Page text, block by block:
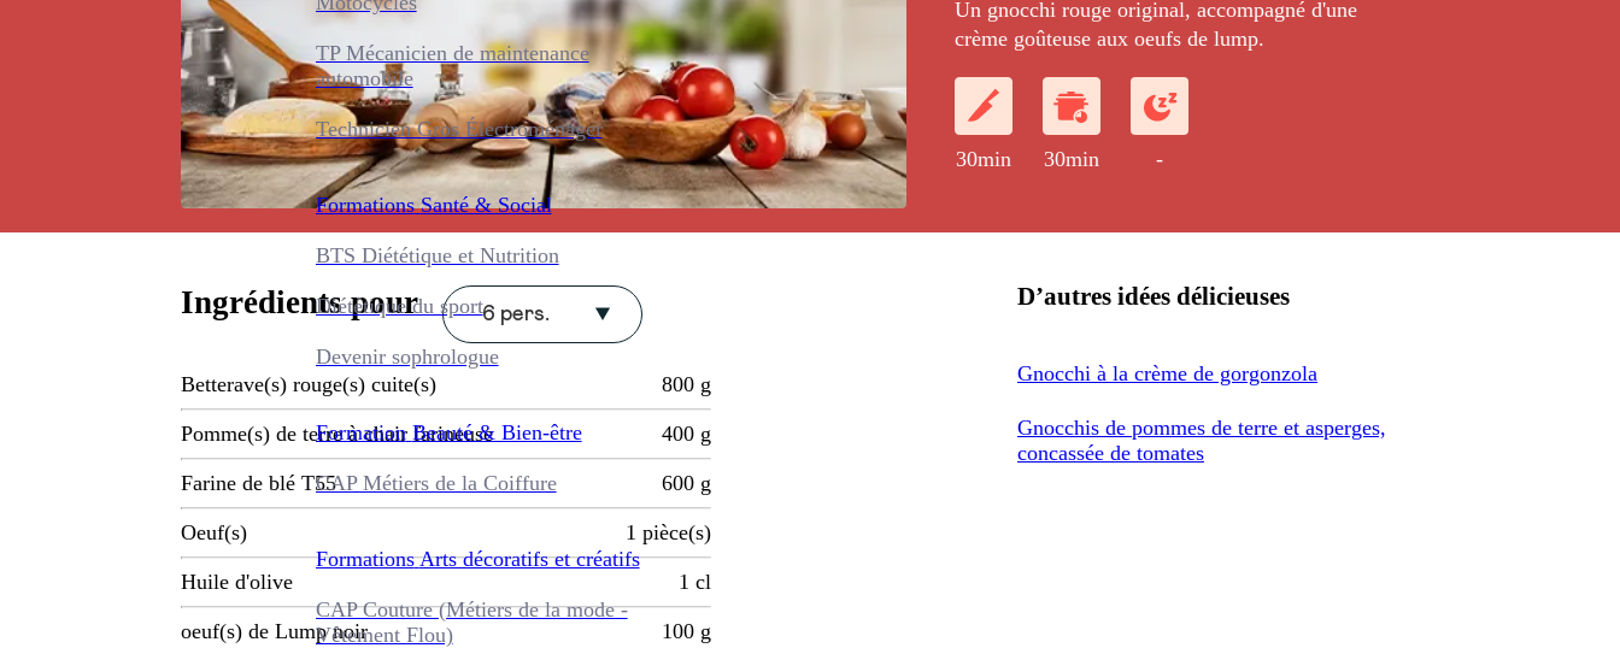
TP Mécanicien de maintenance
automobile
Technicien Gros Électroménager
Formations Santé & Social
BTS Diététique et Nutrition
Diététique du sport
Devenir sophrologue
Formation Beauté & Bien-être
CAP Métiers de la Coiffure
Formations Arts décoratifs et créatifs
CAP Couture (Métiers de la mode -
Vêtement Flou)
Un gnocchi rouge original, accompagné d'une
crème goûteuse aux oeufs de lump.
30min 30min -
Ingrédients pour 6 pers.
Betterave(s) rouge(s) cuite(s) 800 g
Pomme(s) de terre à chair farineuse 400 g
Farine de blé T55 600 g
Oeuf(s) 1 pièce(s)
Huile d'olive 1 cl
oeuf(s) de Lump noir 100 g
D’autres idées délicieuses
Gnocchi à la crème de gorgonzola
Gnocchis de pommes de terre et asperges,
concassée de tomates